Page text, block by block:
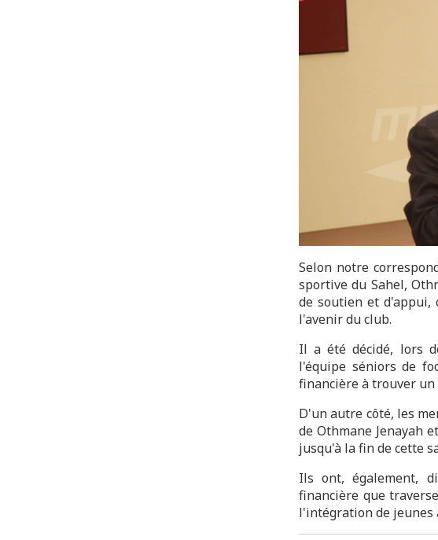
Selon notre
sportive du Sahel,
de soutien et d'appui,
l'avenir du club.
Il a été décidé, lors
l'équipe séniors de
financière à trouver un
D'un autre côté, les
de Othmane Jenayah
jusqu'à la fin de cette
Ils ont, également,
financière que
l'intégration de jeunes